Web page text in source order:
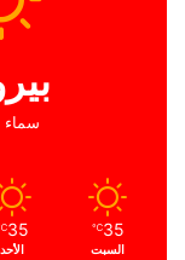
سماء
35
℃
السبت
35
الأحد